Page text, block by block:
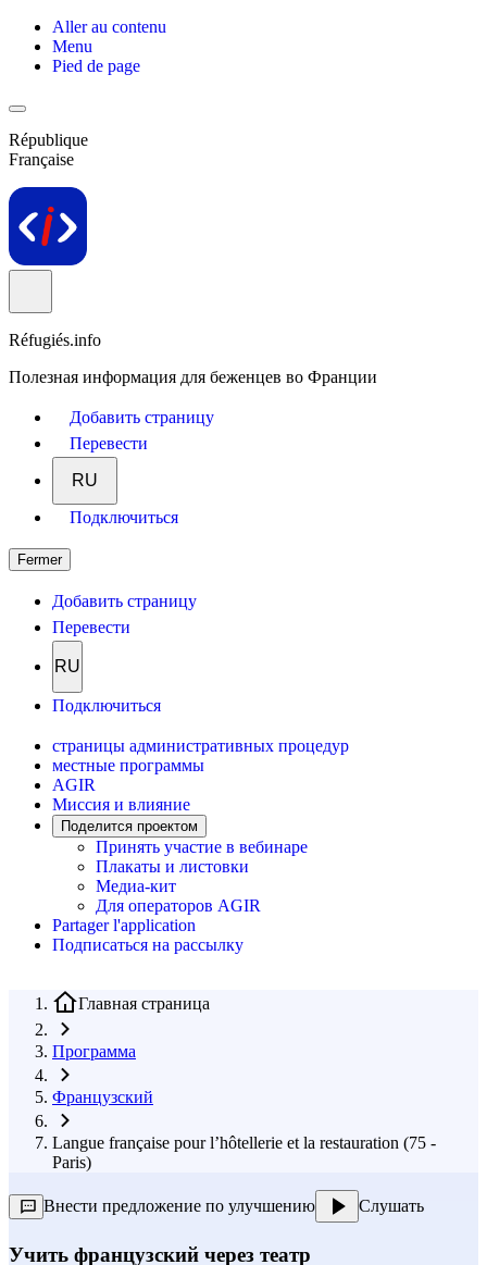
Aller au contenu
Menu
Pied de page
République
Française
Réfugiés.info
Полезная информация для беженцев во Франции
Добавить страницу
Перевести
RU
Подключиться
Fermer
Добавить страницу
Перевести
RU
Подключиться
страницы административных процедур
местные программы
AGIR
Миссия и влияние
Поделится проектом
Принять участие в вебинаре
Плакаты и листовки
Медиа-кит
Для операторов AGIR
Partager l'application
Подписаться на рассылку
Главная страница
Программа
Французский
Langue française pour l’hôtellerie et la restauration (75 -
Paris)
Внести предложение по улучшению Слушать
Учить французский через театр